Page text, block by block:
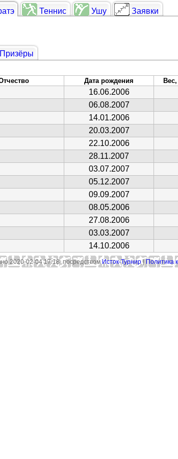
Теннис Ушу Заявки
Призёры
Дата рождения Вес,
16.06.2006
06.08.2007
14.01.2006
20.03.2007
22.10.2006
28.11.2007
03.07.2007
05.12.2007
09.09.2007
08.05.2006
27.08.2006
03.03.2007
14.10.2006
2020-02-04 17:18 посредствомИсток-Турнир| Политика